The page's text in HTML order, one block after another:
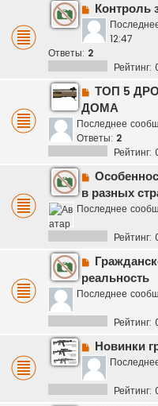
Контроль
12:47
Ответы: 2
Рейтинг:
ТОП 5
ДОМА
Последнее
Ответы: 2
Рейтинг:
в разных
Последнее
Рейтинг:
реальность
Последнее
Рейтинг:
Новинки
Рейтинг: